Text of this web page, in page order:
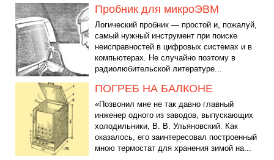
Пробник для микроЭВМ
Логический пробник — простой и, пожалуй,
самый нужный инструмент при поиске
неисправностей в цифровых системах и в
компьютерах. Не случайно поэтому в
радиолюбительской литературе...
ПОГРЕБ НА БАЛКОНЕ
«Позвонил мне не так давно главный
инженер одного из заводов, выпускающих
холодильники, В. В. Ульяновский. Как
оказалось, его заинтересовал построенный
мною термостат для хранения зимой на...